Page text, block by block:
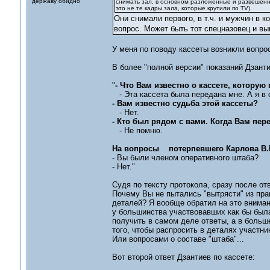
снимать зал, в основном разложенные и
это не те кадры зала, которые крутили по TV).
Они снимали первого, в т.ч. и мужчин в
вопрос. Может быть тот спецназовец и
У меня по поводу кассеты возникли
В более "полной версии" показаний
"- Что Вам известно о кассете,
- Эта кассета была передана мне. А я в
- Вам известно судьба этой кассеты?
- Нет.
- Кто был рядом с вами. Когда Вам
- Не помню.
На вопросы потерпевшего Карлова
- Вы были членом оперативного штаба?
- Нет."
Судя по тексту протокола, сразу после
Почему Вы не пытались "вытрясти" из
деталей? Я вообще обратил на это
у большинства участвовавших как бы
получить в самом деле ответы, а в
того, чтобы распросить в деталях
Или вопросами о составе "штаба"...
Вот второй ответ Дзантиев по кассете: